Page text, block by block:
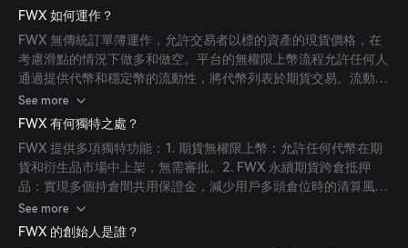
險。
FWX 如何運作？
FWX 無傳統訂單簿運作，允許交易者以標的資產的現貨價格，在
考慮滑點的情況下做多和做空。平台的無權限上幣流程允許任何人
通過提供代幣和穩定幣的流動性，將代幣列表於期貨交易。流動性
提供者不會遭受無常損失，因為平台的對沖算法能有效管理風險。
See more
FWX 有何獨特之處？
FWX 提供多項獨特功能：1. 期貨無權限上幣：允許任何代幣在期
貨和衍生品市場中上架，無需審批。2. FWX 永續期貨跨倉抵押
品：實現多個持倉間共用保證金，減少用戶多頭倉位時的清算風
險。3. FWX NFT 會員資格：將用戶所有平台活動整合至非同質化
代幣（NFT）會員卡，簡化用戶體驗並支持錢包間持倉轉移。4. 真
See more
FWX 的創始人是誰？